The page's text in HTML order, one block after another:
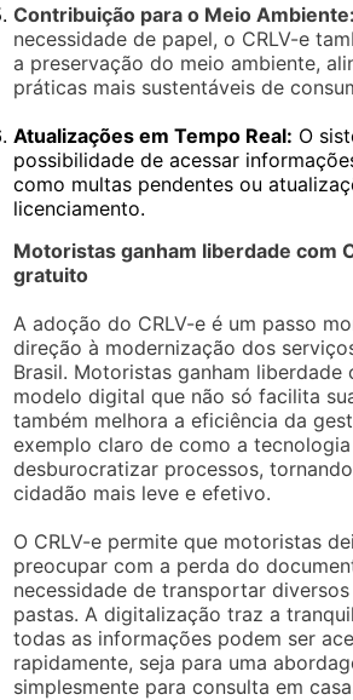
Contribuição para o Meio Ambiente:
necessidade de papel, o CRLV-e
a preservação do meio ambiente,
práticas mais sustentáveis de
Atualizações em Tempo Real: O
possibilidade de acessar
como multas pendentes ou
licenciamento.
Motoristas ganham liberdade com
gratuito
A adoção do CRLV-e é um passo
direção à modernização dos
Brasil. Motoristas ganham liberdade
modelo digital que não só facilita
também melhora a eficiência da
exemplo claro de como a
desburocratizar processos,
cidadão mais leve e efetivo.
O CRLV-e permite que motoristas
preocupar com a perda do
necessidade de transportar
pastas. A digitalização traz a
todas as informações podem ser
rapidamente, seja para uma
simplesmente para consulta em